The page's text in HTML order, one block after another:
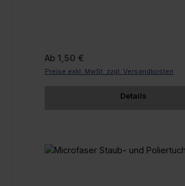
Regulärer Preis:
Ab 1,50 €
Preise exkl. MwSt. zzgl. Versandkosten
Details